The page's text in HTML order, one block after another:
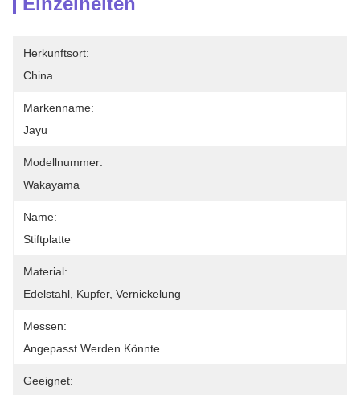
Herkunftsort:
China
Markenname:
Jayu
Modellnummer:
Wakayama
Name:
Stiftplatte
Material:
Edelstahl, Kupfer, Vernickelung
Messen:
Angepasst Werden Könnte
Geeignet: